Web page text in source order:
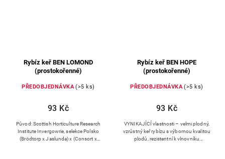
Rybíz keř BEN LOMOND
(prostokořenné)
PŘEDOBJEDNÁVKA (>5 ks)
93 Kč
Původ: Scottish Horticulture Research
Institute Invergowrie, selekce Polsko
(Brödtorp x Jaslunda) x (Consort x
Rybíz keř BEN HOPE
(prostokořenné)
PŘEDOBJEDNÁVKA (>5 ks)
93 Kč
VYNIKAJÍCÍ vlastnosti – velmi plodný,
vzrůstný keř rybízu s výbornou kvalitou
plodů, rezistentní k vlnovníku